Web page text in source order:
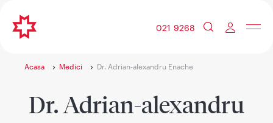
021 9268
Acasa Medici Dr. Adrian-alexandru Enache
Dr. Adrian-alexandru